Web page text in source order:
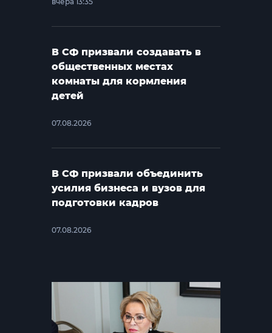
В СФ призвали создавать в
общественных местах
комнаты для кормления
детей
07.08.2026
В СФ призвали объединить
усилия бизнеса и вузов для
подготовки кадров
07.08.2026